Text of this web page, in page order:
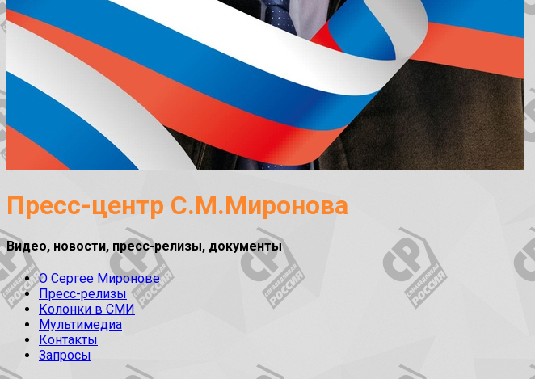
Пресс-центр С.М.Миронова
Видео, новости, пресс-релизы, документы
О Сергее Миронове
Пресс-релизы
Колонки в СМИ
Мультимедиа
Контакты
Запросы